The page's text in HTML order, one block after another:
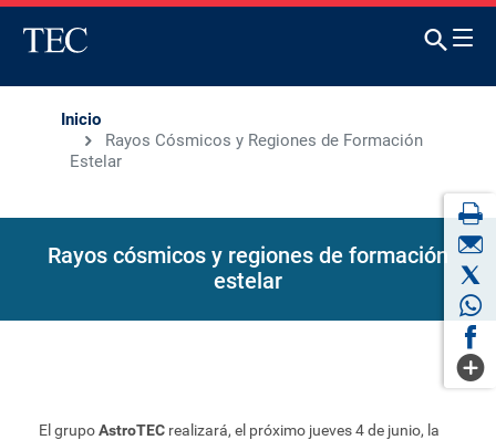
Inicio
Rayos Cósmicos y Regiones de Formación
Estelar
Rayos cósmicos y regiones de formación
estelar
El grupoAstroTEC realizará, el próximo jueves 4 de junio, la